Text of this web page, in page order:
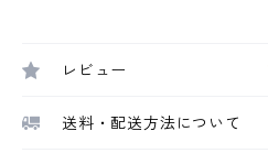
レビュー
送料・配送方法について